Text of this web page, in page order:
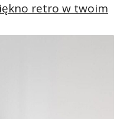
retro w twoim